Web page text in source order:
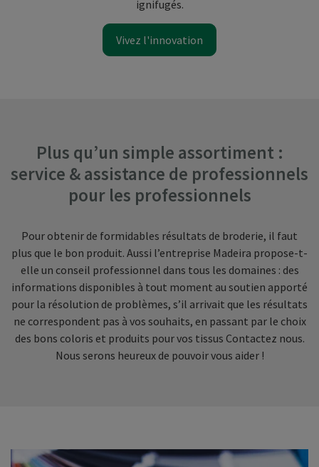
ignifugés.
Vivez l'innovation
Plus qu’un simple assortiment :
service & assistance de professionnels
pour les professionnels
Pour obtenir de formidables résultats de broderie, il faut
plus que le bon produit. Aussi l’entreprise Madeira propose-t-
elle un conseil professionnel dans tous les domaines : des
informations disponibles à tout moment au soutien apporté
pour la résolution de problèmes, s’il arrivait que les résultats
ne correspondent pas à vos souhaits, en passant par le choix
des bons coloris et produits pour vos tissus Contactez nous.
Nous serons heureux de pouvoir vous aider !